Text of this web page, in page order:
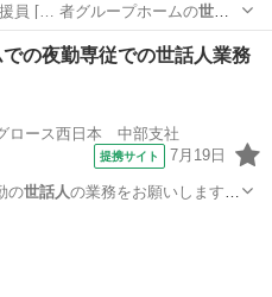
・生活支援員 [… 者グループホームの世話
ームの世話人さん・生活支援員
支援員業務 …
の夜勤専従での世話人業務
ロース西日本 中部支社
提携サイト 7月19日
の世話人の業務をお願いします。